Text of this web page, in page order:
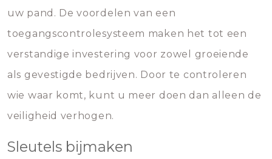
uw pand. De voordelen van een
toegangscontrolesysteem maken het tot een
verstandige investering voor zowel groeiende
als gevestigde bedrijven. Door te controleren
wie waar komt, kunt u meer doen dan alleen de
veiligheid verhogen.
Sleutels bijmaken